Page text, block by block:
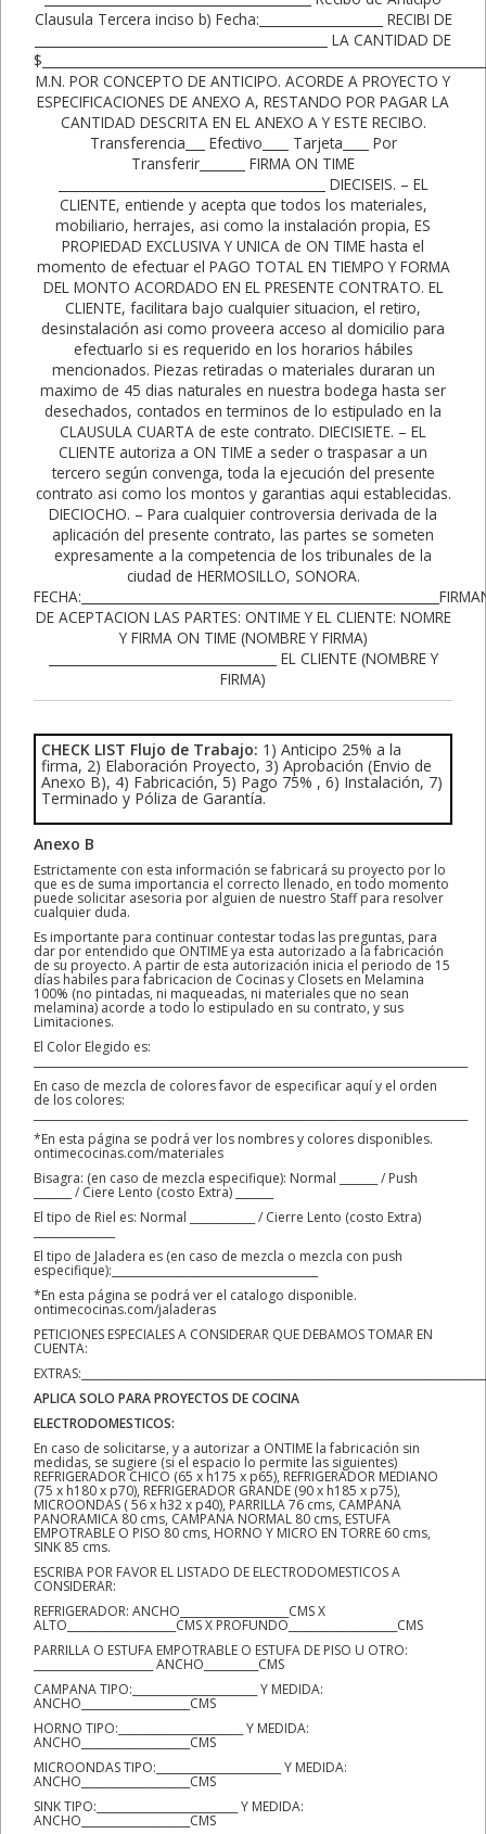
CHECK LIST Flujo de Trabajo: 1) Anticipo 25% a la
firma, 2) Elaboración Proyecto, 3) Aprobación (Envio de
Anexo B), 4) Fabricación, 5) Pago 75% , 6) Instalación, 7)
Terminado y Póliza de Garantía.
Anexo B
Estrictamente con esta información se fabricará su proyecto por lo
que es de suma importancia el correcto llenado, en todo momento
puede solicitar asesoria por alguien de nuestro Staff para resolver
cualquier duda.
Es importante para continuar contestar todas las preguntas, para
dar por entendido que ONTIME ya esta autorizado a la fabricación
de su proyecto. A partir de esta autorización inicia el periodo de 15
días habiles para fabricacion de Cocinas y Closets en Melamina
100% (no pintadas, ni maqueadas, ni materiales que no sean
melamina) acorde a todo lo estipulado en su contrato, y sus
Limitaciones.
El Color Elegido es:
________________________________________________________________________________
En caso de mezcla de colores favor de especificar aquí y el orden
de los colores:
*En esta página se podrá ver los nombres y colores disponibles.
ontimecocinas.com/materiales
Bisagra: (en caso de mezcla especifique): Normal _______ / Push
_______ / Ciere Lento (costo Extra) _______
El tipo de Riel es: Normal ____________ / Cierre Lento (costo Extra)
_______________
El tipo de Jaladera es (en caso de mezcla o mezcla con push
especifique):______________________________________
*En esta página se podrá ver el catalogo disponible.
ontimecocinas.com/jaladeras
PETICIONES ESPECIALES A CONSIDERAR QUE DEBAMOS TOMAR EN
CUENTA:
APLICA SOLO PARA PROYECTOS DE COCINA
ELECTRODOMESTICOS:
En caso de solicitarse, y a autorizar a ONTIME la fabricación sin
medidas, se sugiere (si el espacio lo permite las siguientes)
REFRIGERADOR CHICO (65 x h175 x p65), REFRIGERADOR MEDIANO
(75 x h180 x p70), REFRIGERADOR GRANDE (90 x h185 x p75),
MICROONDAS ( 56 x h32 x p40), PARRILLA 76 cms, CAMPANA
PANORAMICA 80 cms, CAMPANA NORMAL 80 cms, ESTUFA
EMPOTRABLE O PISO 80 cms, HORNO Y MICRO EN TORRE 60 cms,
SINK 85 cms.
ESCRIBA POR FAVOR EL LISTADO DE ELECTRODOMESTICOS A
CONSIDERAR:
REFRIGERADOR: ANCHO____________________CMS X
ALTO____________________CMS X PROFUNDO____________________CMS
PARRILLA O ESTUFA EMPOTRABLE O ESTUFA DE PISO U OTRO:
______________________ ANCHO__________CMS
CAMPANA TIPO:_______________________ Y MEDIDA:
ANCHO____________________CMS
HORNO TIPO:_______________________ Y MEDIDA:
ANCHO____________________CMS
MICROONDAS TIPO:_______________________ Y MEDIDA:
ANCHO____________________CMS
SINK TIPO:__________________________ Y MEDIDA:
ANCHO____________________CMS